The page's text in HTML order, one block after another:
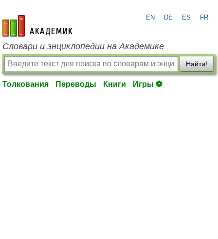
academic.ru
EN DE ES FR
Словари и энциклопедии на Академике
Найти!
Толкования Переводы Книги Игры ⚽